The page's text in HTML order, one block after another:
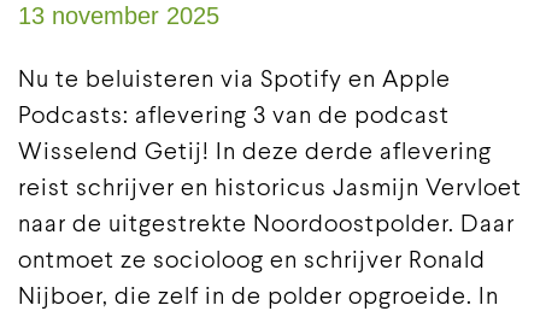
13 november 2025
Nu te beluisteren via Spotify en Apple
Podcasts: aflevering 3 van de podcast
Wisselend Getij! In deze derde aflevering
reist schrijver en historicus Jasmijn Vervloet
naar de uitgestrekte Noordoostpolder. Daar
ontmoet ze socioloog en schrijver Ronald
Nijboer, die zelf in de polder opgroeide. In